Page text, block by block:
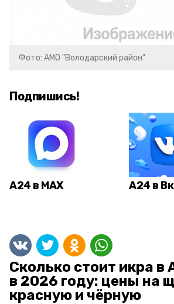
Фото: АМО "Володарский район"
Подпишись!
А24 в MAX А24 в
Сколько стоит икра в
в 2026 году: цены на
красную и чёрную